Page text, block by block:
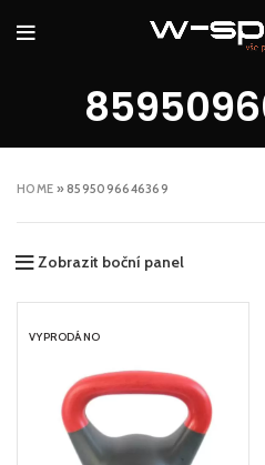
HOME »8595096646369
Zobrazit boční panel
VYPRODÁNO